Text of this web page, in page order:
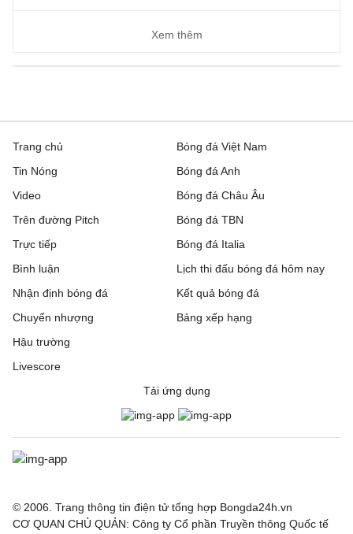
Xem thêm
Trang chủ
Tin Nóng
Video
Trên đường Pitch
Trực tiếp
Bóng đá Việt Nam
Bóng đá Anh
Bóng đá Châu Âu
Bóng đá TBN
Bóng đá Italia
Bình luận
Nhận định bóng đá
Chuyển nhượng
Hậu trường
Livescore
Lịch thi đấu bóng đá hôm nay
Kết quả bóng đá
Bảng xếp hạng
Tải ứng dụng
© 2006. Trang thông tin điện tử tổng hợp Bongda24h.vn
CƠ QUAN CHỦ QUẢN: Công ty Cổ phần Truyền thông Quốc tế